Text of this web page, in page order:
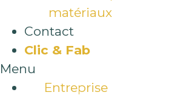
matériaux
Contact
Clic & Fab
Menu
Entreprise